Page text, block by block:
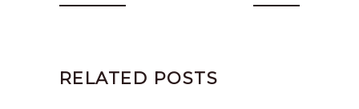
RELATED POSTS